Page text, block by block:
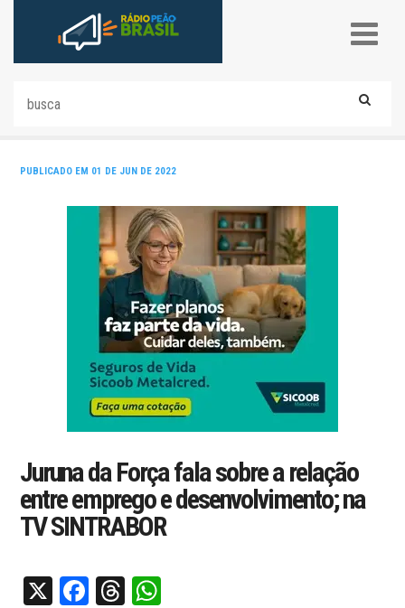
PUBLICADO EM 01 DE JUN DE 2022
Juruna da Força fala sobre a relação
entre emprego e desenvolvimento; na
TV SINTRABOR
X Facebook
Threads